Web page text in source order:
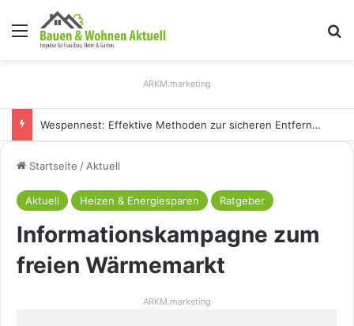
Menü
ARKM.marketing
Wespennest: Effektive Methoden zur sicheren Entfernung
Startseite / Aktuell
Aktuell Heizen & Energiesparen Ratgeber
Informationskampagne zum
freien Wärmemarkt
ARKM.marketing